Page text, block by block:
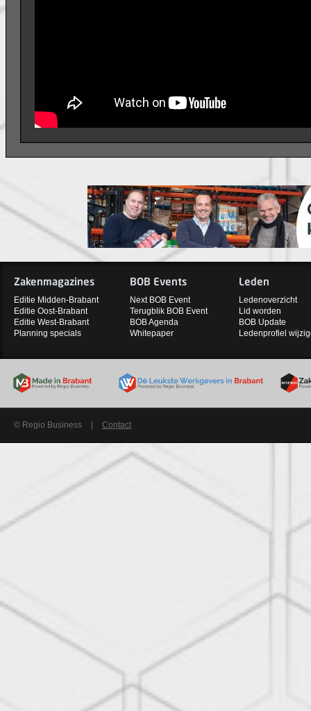
Zakenmagazines
Editie Midden-Brabant
Editie Oost-Brabant
Editie West-Brabant
Planning specials
BOB Events
Next BOB Event
Terugblik BOB Event
BOB Agenda
Whitepaper
Leden
Ledenoverzicht
Lid worden
BOB Update
Ledenprofiel
© Regio Business Contact